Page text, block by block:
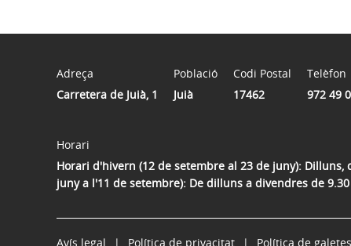
Adreça
Carretera de Juià, 1
Població
Juià
Codi Postal
17462
Telèfon
972 49
Horari
Horari d'hivern (12 de setembre al 23 de juny):
juny a l'11 de setembre): De dilluns a divendres de
Avís legal Política de privacitat Política de galetes